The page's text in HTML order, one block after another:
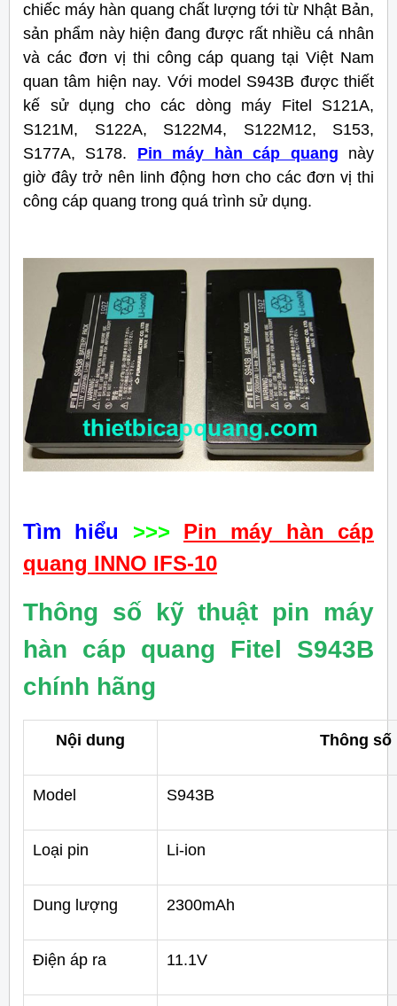
chiếc máy hàn quang chất lượng tới từ Nhật Bản,
sản phẩm này hiện đang được rất nhiều cá nhân
và các đơn vị thi công cáp quang tại Việt Nam
quan tâm hiện nay. Với model S943B được thiết
kế sử dụng cho các dòng máy Fitel S121A,
S121M, S122A, S122M4, S122M12, S153,
S177A, S178. Pin máy hàn cáp quang này
giờ đây trở nên linh động hơn cho các đơn vị thi
công cáp quang trong quá trình sử dụng.
Tìm hiểu >>> Pin máy hàn cáp
quang INNO IFS-10
Thông số kỹ thuật pin máy
hàn cáp quang Fitel S943B
chính hãng
Nội dung Thông số
Model S943B
Loại pin Li-ion
Dung lượng 2300mAh
Điện áp ra 11.1V